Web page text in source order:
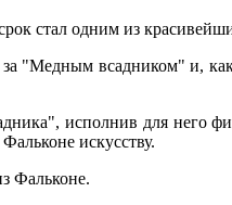
стал одним из
"Медным всадником" и,
исполнив для него
искусству.
Фальконе.